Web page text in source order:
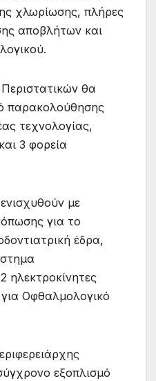
χλωρίωσης, πλήρες
αποβλήτων και
θα
παρακολούθησης
τεχνολογίας,
3 φορεία
με
για το
έδρα,
ηλεκτροκίνητες
Οφθαλμολογικό
εξοπλισμό